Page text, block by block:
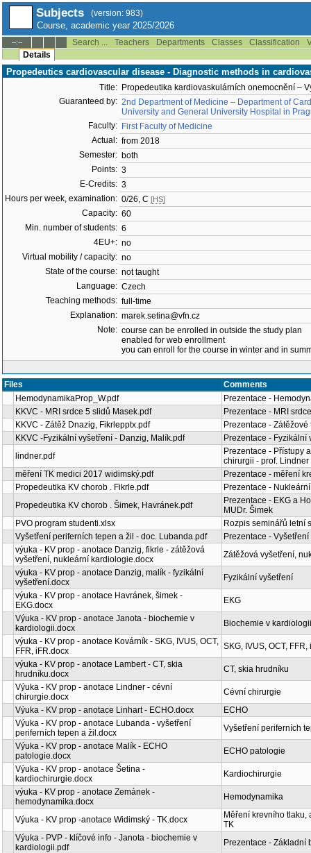
Subjects (version: 983)
Course, academic year 2025/2026
--:-- Search ... Teachers Departments Classes Classification
Details
Propedeutics cardiovascular disease - Diagnostic methods in
Title: Propedeutika kardiovaskulárních onemocnění –
Guaranteed by: 2nd Department of Medicine – Department of
University and General University Hospital in
Faculty: First Faculty of Medicine
Actual: from 2018
Semester: both
Points: 3
E-Credits: 3
Hours per week, examination: 0/26, C [HS]
Capacity: 60
Min. number of students: 6
4EU+: no
Virtual mobility / capacity: no
State of the course: not taught
Language: Czech
Teaching methods: full-time
Explanation: marek.setina@vfn.cz
Note: course can be enrolled in outside the study plan
enabled for web enrollment
you can enroll for the course in winter and in
Files
Comments
HemodynamikaProp_W.pdf
Prezentace -
KKVC - MRI srdce 5 slidů Masek.pdf
Prezentace - MRI
KKVC - Zátěž Dnazig, Fikrlepptx.pdf
Prezentace -
KKVC -Fyzikální vyšetření - Danzig, Malík.pdf
Prezentace - Fyzikální
lindner.pdf
Prezentace - Přístupy
chirurgii - prof. Lindner
měření TK medici 2017 widimský.pdf
Prezentace - měření
Propedeutika KV chorob . Fikrle.pdf
Prezentace -
Propedeutika KV chorob . Šimek, Havránek.pdf
Prezentace - EKG a
MUDr. Šimek
PVO program studenti.xlsx
Rozpis seminářů letní
Vyšetření periferních tepen a žil - doc. Lubanda.pdf
Prezentace -
výuka - KV prop - anotace Danzig, fikrle - zátěžová
vyšetření, nukleární kardiologie.docx
Zátěžová vyšetření,
výuka - KV prop - anotace Danzig, malík - fyzikální
vyšetření.docx
Fyzikální vyšetření
výuka - KV prop - anotace Havránek, šimek -
EKG.docx
EKG
Výuka - KV prop - anotace Janota - biochemie v
kardiologii.docx
Biochemie v kardiologii
výuka - KV prop - anotace Kovárník - SKG, IVUS, OCT,
FFR, iFR.docx
SKG, IVUS, OCT, FFR,
výuka - KV prop - anotace Lambert - CT, skia
hrudníku.docx
CT, skia hrudníku
Výuka - KV prop - anotace Lindner - cévní
chirurgie.docx
Cévní chirurgie
Výuka - KV prop - anotace Linhart - ECHO.docx
ECHO
Výuka - KV prop - anotace Lubanda - vyšetření
periferních tepen a žil.docx
Vyšetření periferních
Výuka - KV prop - anotace Malík - ECHO
patologie.docx
ECHO patologie
Výuka - KV prop - anotace Šetina -
kardiochirurgie.docx
Kardiochirurgie
výuka - KV prop - anotace Zemánek -
hemodynamika.docx
Hemodynamika
Výuka - KV prop -anotace Widimský - TK.docx
Měření krevního
TK
Výuka - PVP - klíčové info - Janota - biochemie v
kardiologii.pdf
Prezentace - Základní